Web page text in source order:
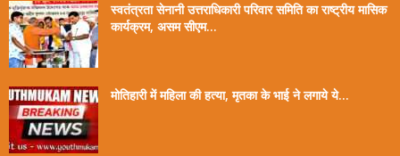
स्वतंत्रता सेनानी उत्तराधिकारी परिवार समिति का राष्ट्रीय मासिक
कार्यक्रम, असम सीएम...
मोतिहारी में महिला की हत्या, मृतका के भाई ने लगाये ये...